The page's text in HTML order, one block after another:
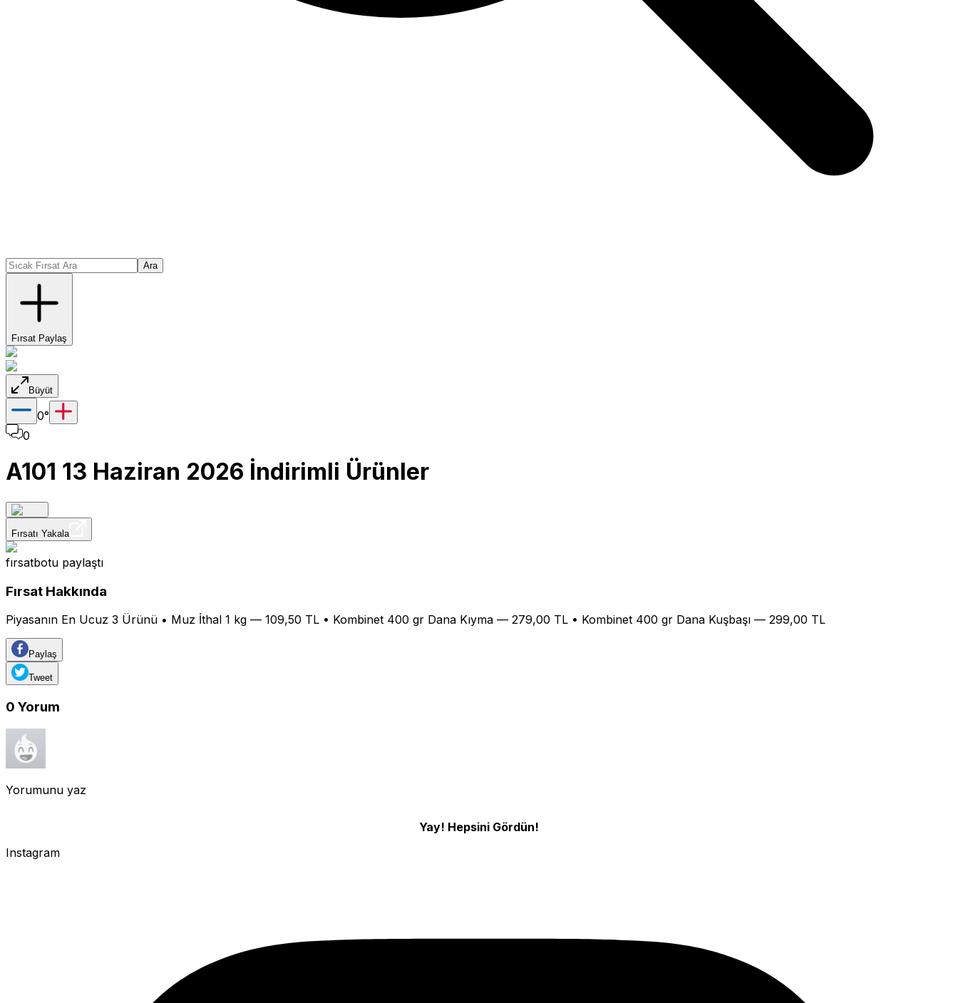
Ara
Fırsat Paylaş
Büyüt
0°
0
A101 13 Haziran 2026 İndirimli Ürünler
Fırsatı Yakala
fırsatbotu paylaştı
Fırsat Hakkında
Piyasanın En Ucuz 3 Ürünü • Muz İthal 1 kg — 109,50 TL • Kombinet 400 gr Dana Kıyma — 279,00 TL • Kombinet 400 gr Dana Kuşbaşı — 299,00 TL
Paylaş
Tweet
0 Yorum
Yorumunu yaz
Yay! Hepsini Gördün!
Instagram